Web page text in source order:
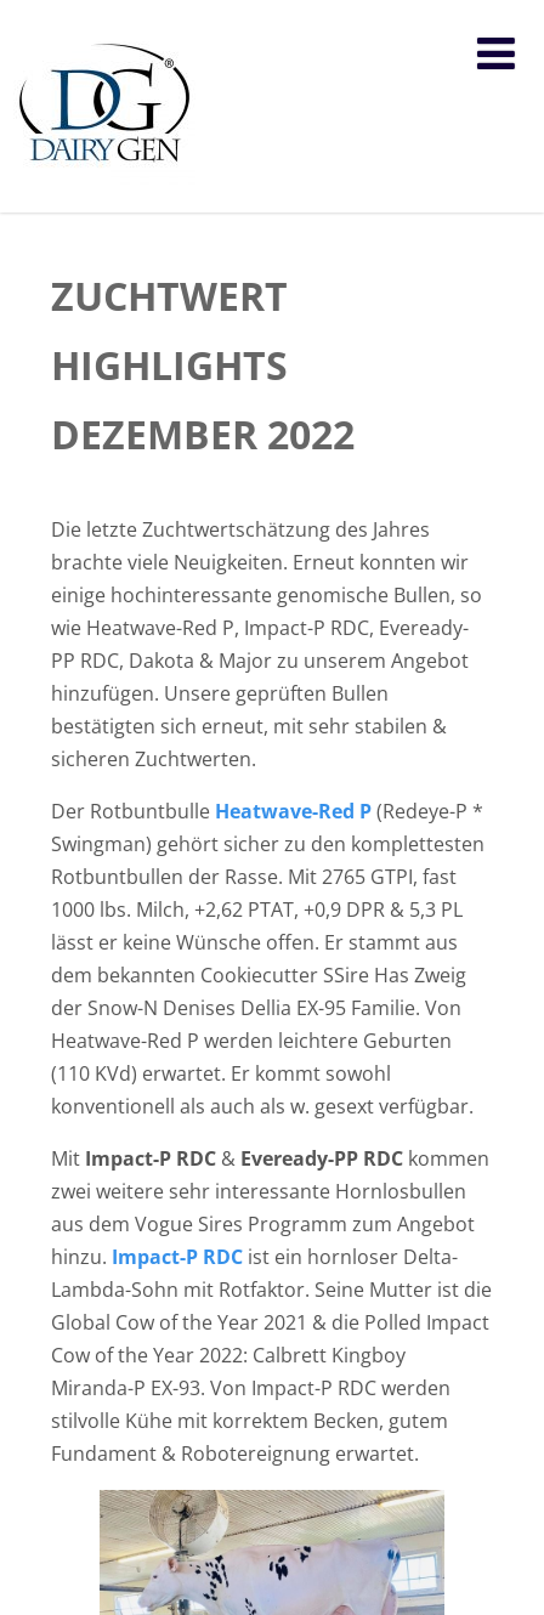
ZUCHTWERT
HIGHLIGHTS
DEZEMBER 2022
Die letzte Zuchtwertschätzung des Jahres
brachte viele Neuigkeiten. Erneut konnten wir
einige hochinteressante genomische Bullen, so
wie Heatwave-Red P, Impact-P RDC, Eveready-
PP RDC, Dakota & Major zu unserem Angebot
hinzufügen. Unsere geprüften Bullen
bestätigten sich erneut, mit sehr stabilen &
sicheren Zuchtwerten.
Der Rotbuntbulle Heatwave-Red P(Redeye-P *
Swingman) gehört sicher zu den komplettesten
Rotbuntbullen der Rasse. Mit 2765 GTPI, fast
1000 lbs. Milch, +2,62 PTAT, +0,9 DPR & 5,3 PL
lässt er keine Wünsche offen. Er stammt aus
dem bekannten Cookiecutter SSire Has Zweig
der Snow-N Denises Dellia EX-95 Familie. Von
Heatwave-Red P werden leichtere Geburten
(110 KVd) erwartet. Er kommt sowohl
konventionell als auch als w. gesext verfügbar.
Mit Impact-P RDC & Eveready-PP RDC kommen
zwei weitere sehr interessante Hornlosbullen
aus dem Vogue Sires Programm zum Angebot
hinzu. Impact-P RDC ist ein hornloser Delta-
Lambda-Sohn mit Rotfaktor. Seine Mutter ist die
Global Cow of the Year 2021 & die Polled Impact
Cow of the Year 2022: Calbrett Kingboy
Miranda-P EX-93. Von Impact-P RDC werden
stilvolle Kühe mit korrektem Becken, gutem
Fundament & Robotereignung erwartet.